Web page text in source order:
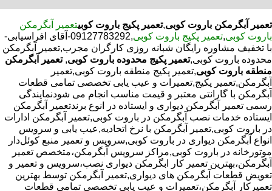
تعمیر آبگرمکن باروت کوبی,تعمیر پکیج باروت کوبیتعمیر آبگرمکن
باروت کوبی,تعمیر پکیج باروت کوبی
,09127783292-آقای افراسیابی-
با تخفیف مشاوره رایگان شبانه روزی کارگران مجرب,تعمیر آبگرمکن
محدوده باروت کوبی,تعمیر پکیج محدوده باروت کوبی, تعمیر آبگرمکن
منطقه باروت کوبی,تعمیر پکیج منطقه باروت کوبی,تعمیر
آبگرمکن,تعمیر پکیج,تعمیرات و عیب یابی تخصصی تمامی قطعات
آبگرمکن با گارانتی معتبر و قیمت مناسب انجام می شودنمایندگی
رسمی تعمیر آبگرمکن دیواری و ایستاده در انوع برندتعمیر آبگرمکن
ایستاده خدمات نصب آبگرمکن در باروت کوبی,تعمیر آبگرمکن ادارات
در باروت کوبی,تعمیر آبگرمکن با نرخ اتحادیه,عیب یابی و سرویس
انواع آبگرمکن دیواری در باروت کوبی,سرویس و تعمیر منبع کوئل‌دار
موتورخانه در باروت کوبی,مراکز سرویس آبگرمکن،متخصص تعمیر
آبگرمکن،بهترین تعمیر کار ابگرمکن دیواری نصب،سرویس و تعمیر و
تعویض قطعات آبگرمکن های دیواری,تعمیر آبگرمکن توسط بهترین
تعمیرکار آبگرمکن،تعمیرات و عیب یابی تخصصی تمامی قطعات